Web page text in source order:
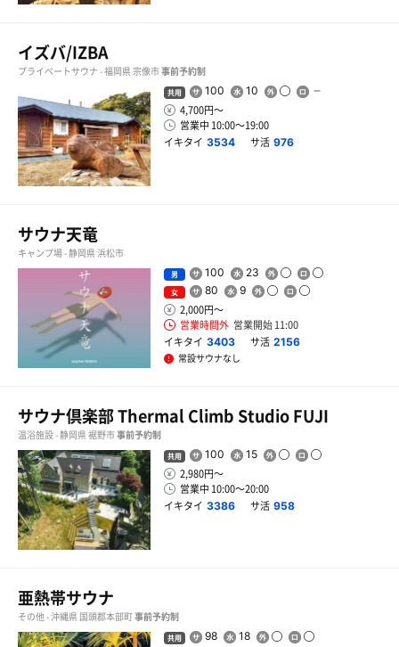
イズバ/IZBA
プライベートサウナ - 福岡県 宗像市事前予約制
共用 100 10
4,700円〜
営業中 10:00〜19:00
イキタイ 3534 サ活 976
サウナ天竜
キャンプ場 - 静岡県 浜松市
男 100 23
女 80 9
2,000円〜
営業時間外 営業開始 11:00
イキタイ 3403 サ活 2156
常設サウナなし
サウナ倶楽部 Thermal Climb Studio FUJI
温浴施設 - 静岡県 裾野市事前予約制
共用 100 15
2,980円〜
営業中 10:00〜20:00
イキタイ 3386 サ活 958
亜熱帯サウナ
その他 - 沖縄県 国頭郡本部町事前予約制
共用 98 18